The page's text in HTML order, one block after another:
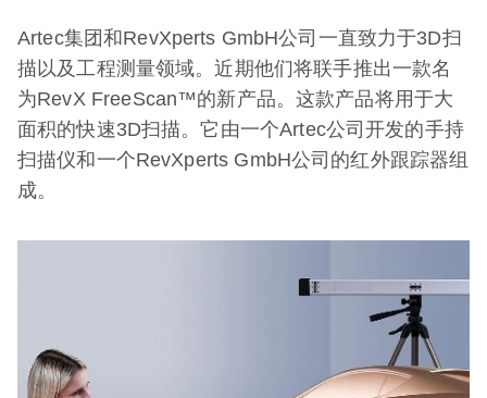
Artec集团和RevXperts GmbH公司一直致力于3D扫
描以及工程测量领域。近期他们将联手推出一款名
为RevX FreeScan™的新产品。这款产品将用于大
面积的快速3D扫描。它由一个Artec公司开发的手持
扫描仪和一个RevXperts GmbH公司的红外跟踪器组
成。